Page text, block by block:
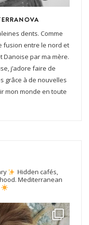
dents. Comme
fusion entre le nord et
Danoise par ma mère.
j’adore faire de
grâce à de nouvelles
mon monde en toute
Hidden cafés,
Mediterranean